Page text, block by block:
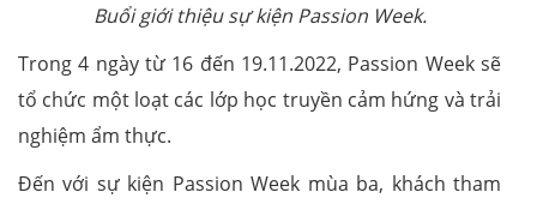
Buổi giới thiệu sự kiện Passion Week.
Trong 4 ngày từ 16 đến 19.11.2022, Passion Week sẽ
tổ chức một loạt các lớp học truyền cảm hứng và trải
nghiệm ẩm thực.
Đến với sự kiện Passion Week mùa ba, khách tham